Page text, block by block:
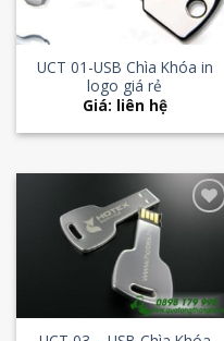
UCT 01-USB Chìa Khóa in
logo giá rẻ
Giá: liên hệ